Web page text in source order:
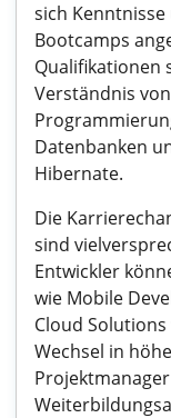
sich
Bootcamps
Qualifikationen
Verständnis
Datenbanken
Hibernate.
Die
sind
Entwickler
wie Mobile
Cloud
Wechsel in